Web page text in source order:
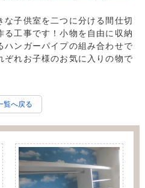
な子供室を二つに分ける間仕切
る工事です！小物を自由に収納
ハンガーパイプの組み合わせで
ぞれお子様のお気に入りの物で
覧へ戻る